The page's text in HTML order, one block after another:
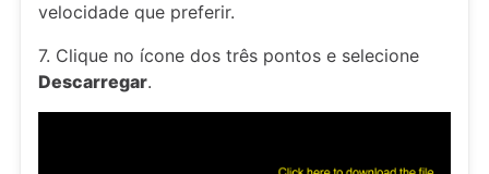
velocidade que preferir.
7. Clique no ícone dos três pontos e selecione
Descarregar.